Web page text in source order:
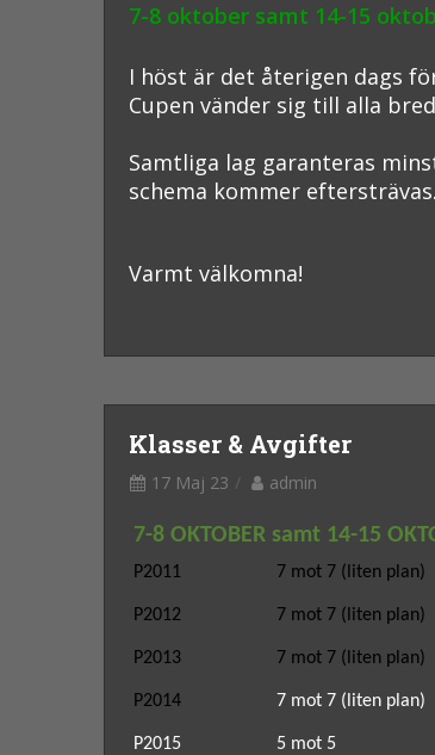
7-8 oktober samt 14-15
I höst är det återigen dags
Cupen vänder sig till alla
Samtliga lag garanteras
schema kommer eftersträvas.
Varmt välkomna!
Klasser & Avgifter
17 Maj 23 admin
7-8 OKTOBER samt 14-15
P2011 7 mot 7 (liten plan)
P2012 7 mot 7 (liten plan)
P2013 7 mot 7 (liten plan)
P2014 7 mot 7 (liten plan)
P2015 5